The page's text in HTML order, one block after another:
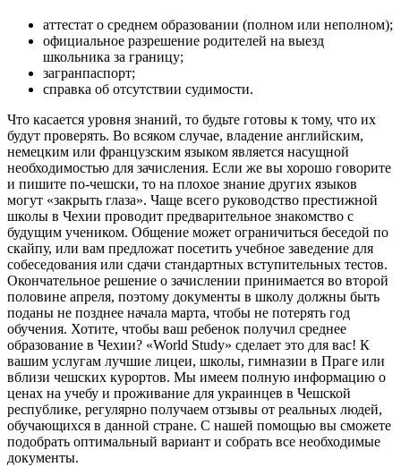
аттестат о среднем образовании (полном или неполном);
официальное разрешение родителей на выезд
школьника за границу;
загранпаспорт;
справка об отсутствии судимости.
Что касается уровня знаний, то будьте готовы к тому, что их
будут проверять. Во всяком случае, владение английским,
немецким или французским языком является насущной
необходимостью для зачисления. Если же вы хорошо говорите
и пишите по-чешски, то на плохое знание других языков
могут «закрыть глаза». Чаще всего руководство престижной
школы в Чехии проводит предварительное знакомство с
будущим учеником. Общение может ограничиться беседой по
скайпу, или вам предложат посетить учебное заведение для
собеседования или сдачи стандартных вступительных тестов.
Окончательное решение о зачислении принимается во второй
половине апреля, поэтому документы в школу должны быть
поданы не позднее начала марта, чтобы не потерять год
обучения. Хотите, чтобы ваш ребенок получил среднее
образование в Чехии? «World Study» сделает это для вас! К
вашим услугам лучшие лицеи, школы, гимназии в Праге или
вблизи чешских курортов. Мы имеем полную информацию о
ценах на учебу и проживание для украинцев в Чешской
республике, регулярно получаем отзывы от реальных людей,
обучающихся в данной стране. С нашей помощью вы сможете
подобрать оптимальный вариант и собрать все необходимые
документы.